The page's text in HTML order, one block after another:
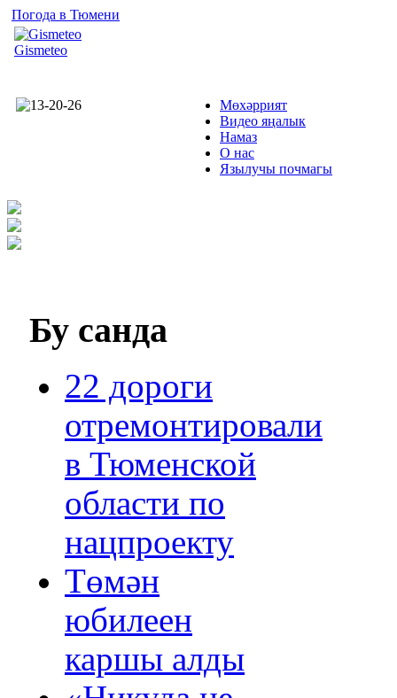
Погода в Тюмени
Gismeteo
Мөхәррият
Видео яңалык
Намаз
О нас
Язылучы почмагы
Бу санда
22 дороги
отремонтировали
в Тюменской
области по
нацпроекту
Төмән
юбилеен
каршы алды